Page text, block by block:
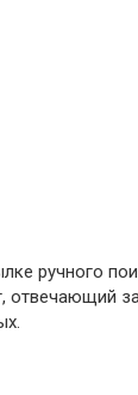
ручного
отвечающий